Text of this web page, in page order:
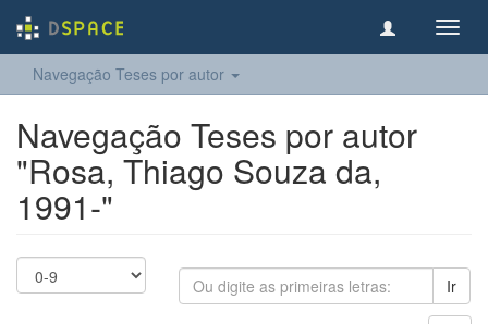
Navegação Teses por autor
Navegação Teses por autor
"Rosa, Thiago Souza da,
1991-"
Ir